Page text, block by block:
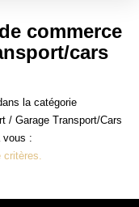
min
commerce
cars
la catégorie
/ Garage Transport/Cars
vous :